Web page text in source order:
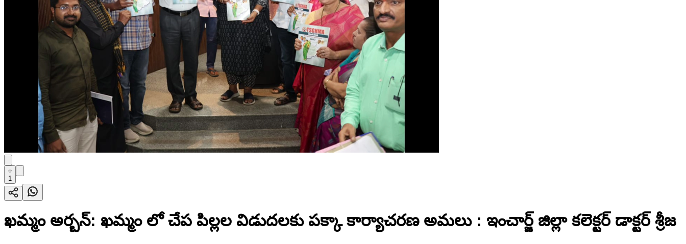
1
ఖమ్మం అర్బన్: ఖమ్మం లో చేప పిల్లల విడుదలకు పక్కా కార్యాచరణ అమలు : ఇంచార్జ్ జిల్లా కలెక్టర్ డాక్టర్ శ్రీజ